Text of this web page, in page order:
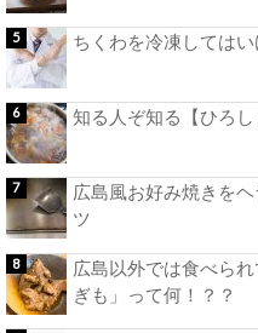
ちくわを冷凍しては
知る人ぞ知る【ひろし
広島風お好み焼きを
ツ
広島以外では食べら
ぎも」って何！？？